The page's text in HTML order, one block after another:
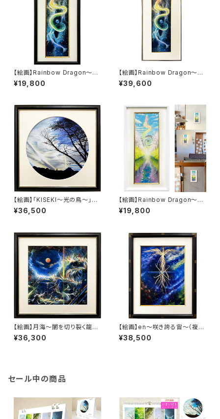
【絵画】Rainbow Dragon～分
断の銀河を昇る～（サイズ小:20
0×400）（複製画）
¥19,800
【絵画】Rainbow Dragon～分
断の銀河を昇る～（サイズ大：8
00×400)（複製画）
¥39,600
【絵画】「KISEKI～光の鳥～」
（複製画）
¥36,500
【絵画】Rainbow Dragon～
春 喜びの舞～（サイズ小:200
×400）（複製画）
¥19,800
【絵画】月海～闇を切り裂く龍～
(複製画）
¥36,300
【絵画】en～咲き誇る宙～（複製
画）
¥38,500
セール中の商品